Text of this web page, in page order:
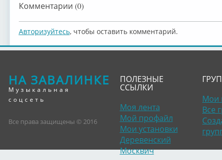
Комментарии (0)
Авторизуйтесь, чтобы оставить комментарий.
НА ЗАВАЛИНКЕ
Музыкальная
соцсеть
Все права защищены © 2016
ПОЛЕЗНЫЕ
ССЫЛКИ
Моя лента
Мой профайл
Мои установки
Деревенский
Москвич
Мои
Все